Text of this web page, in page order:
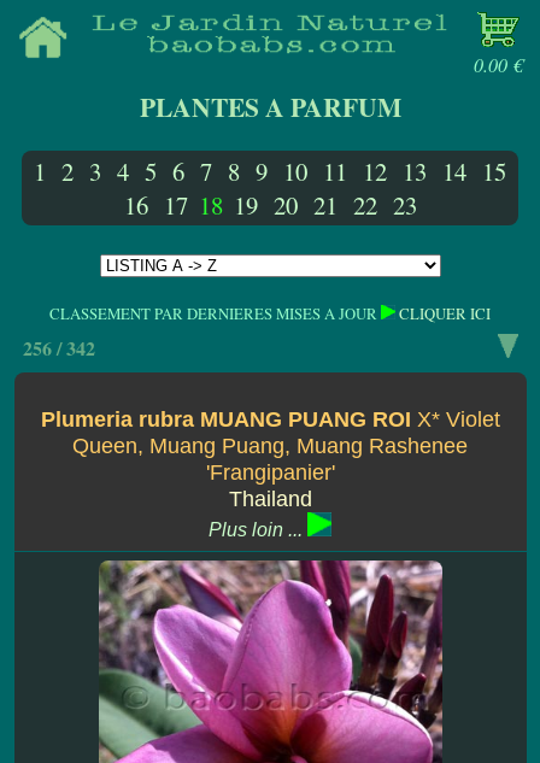
0.00 €
PLANTES A PARFUM
1 2 3 4 5 6 7 8 9 10 11 12 13 14 15
16 17 18 19 20 21 22 23
CLASSEMENT PAR DERNIERES MISES A JOUR CLIQUER ICI
256 / 342
Plumeria rubra MUANG PUANG ROI X* Violet
Queen, Muang Puang, Muang Rashenee
'Frangipanier'
Thailand
Plus loin ...